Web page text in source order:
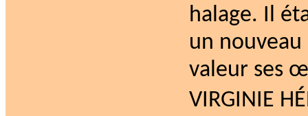
halage. Il
un
valeur ses
VIRGINIE